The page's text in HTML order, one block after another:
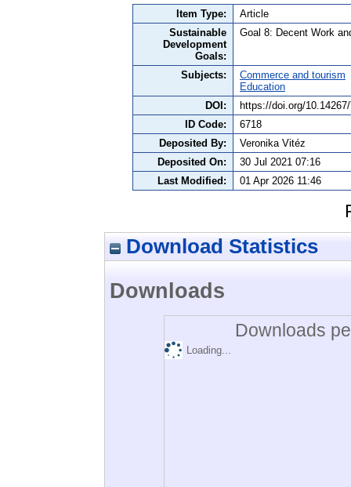
Item Type:
Article
Sustainable
Development
Goals:
Goal 8: Decent Work
Subjects:
Commerce and tourism
Education
DOI:
https://doi.org/
ID Code:
6718
Deposited By:
Veronika Vitéz
Deposited On:
30 Jul 2021 07:16
Last Modified:
01 Apr 2026 11:46
Download Statistics
Downloads
Downloads
Loading...